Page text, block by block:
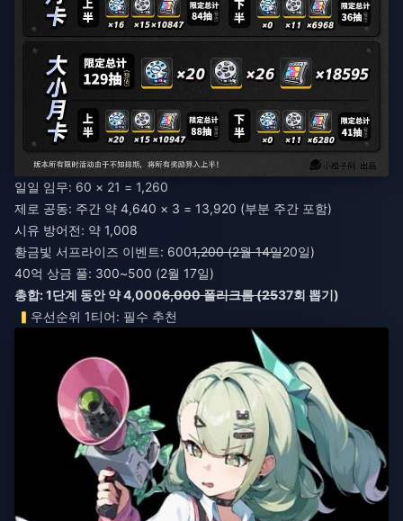
일일 임무: 60 × 21 = 1,260
제로 공동: 주간 약 4,640 × 3 = 13,920 (부분 주간 포함)
시유 방어전: 약 1,008
황금빛 서프라이즈 이벤트: 6001,200 (2월 14일20일)
40억 상금 풀: 300~500 (2월 17일)
총합: 1단계 동안 약 4,0006,000 폴리크롬 (2537회 뽑기)
우선순위 1티어: 필수 추천